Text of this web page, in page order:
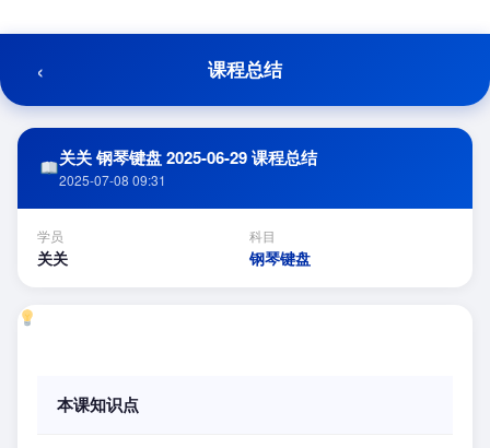
至
容
‹ 课程总结
关关 钢琴键盘 2025-06-29 课程总结
2025-07-08 09:31
学员
关关
科目
钢琴键盘
本课知识点